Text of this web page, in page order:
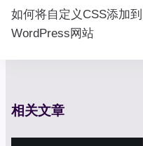
文
章
如何将自定义CSS添加到
WordPress网站
相关文章